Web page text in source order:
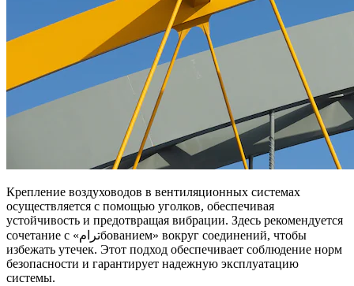
Крепление воздуховодов в вентиляционных системах
осуществляется с помощью уголков, обеспечивая
устойчивость и предотвращая вибрации. Здесь рекомендуется
сочетание с «ترامбованием» вокруг соединений, чтобы
избежать утечек. Этот подход обеспечивает соблюдение норм
безопасности и гарантирует надежную эксплуатацию
системы.